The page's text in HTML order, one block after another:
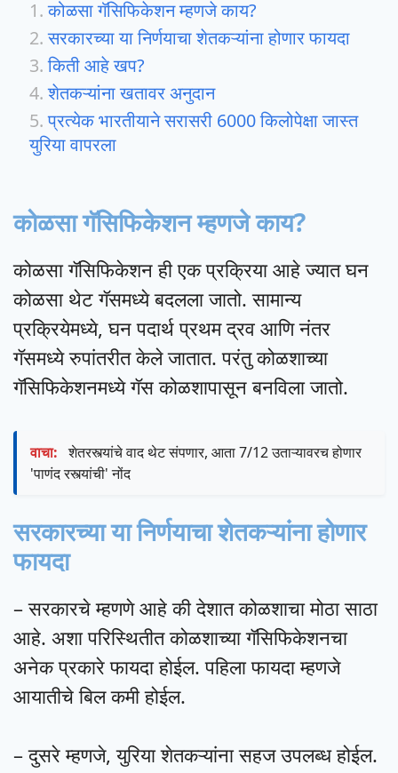
कोळसा गॅसिफिकेशन म्हणजे काय?
सरकारच्या या निर्णयाचा शेतकऱ्यांना होणार फायदा
किती आहे खप?
शेतकऱ्यांना खतावर अनुदान
प्रत्येक भारतीयाने सरासरी 6000 किलोपेक्षा जास्त
युरिया वापरला
कोळसा गॅसिफिकेशन म्हणजे काय?
कोळसा गॅसिफिकेशन ही एक प्रक्रिया आहे ज्यात घन
कोळसा थेट गॅसमध्ये बदलला जातो. सामान्य
प्रक्रियेमध्ये, घन पदार्थ प्रथम द्रव आणि नंतर
गॅसमध्ये रुपांतरीत केले जातात. परंतु कोळशाच्या
गॅसिफिकेशनमध्ये गॅस कोळशापासून बनविला जातो.
वाचा: शेतरस्त्यांचे वाद थेट संपणार, आता 7/12 उताऱ्यावरच होणार
'पाणंद रस्त्यांची' नोंद
सरकारच्या या निर्णयाचा शेतकऱ्यांना होणार
फायदा
– सरकारचे म्हणणे आहे की देशात कोळशाचा मोठा साठा
आहे. अशा परिस्थितीत कोळशाच्या गॅसिफिकेशनचा
अनेक प्रकारे फायदा होईल. पहिला फायदा म्हणजे
आयातीचे बिल कमी होईल.
– दुसरे म्हणजे, युरिया शेतकऱ्यांना सहज उपलब्ध होईल.